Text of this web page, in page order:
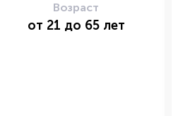
Возраст
от 21 до 65 лет